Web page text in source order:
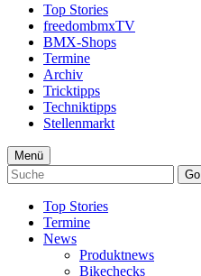
Top Stories
freedombmxTV
BMX-Shops
Termine
Archiv
Tricktipps
Techniktipps
Stellenmarkt
Menü
Go
Top Stories
Termine
News
Produktnews
Bikechecks